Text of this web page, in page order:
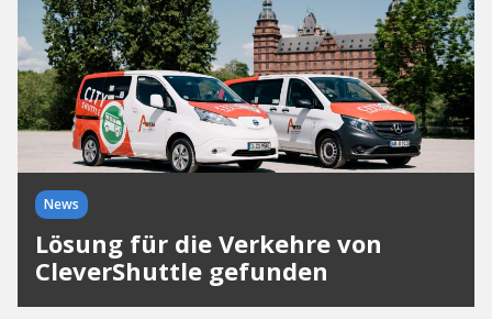
News
Lösung für die Verkehre von
CleverShuttle gefunden